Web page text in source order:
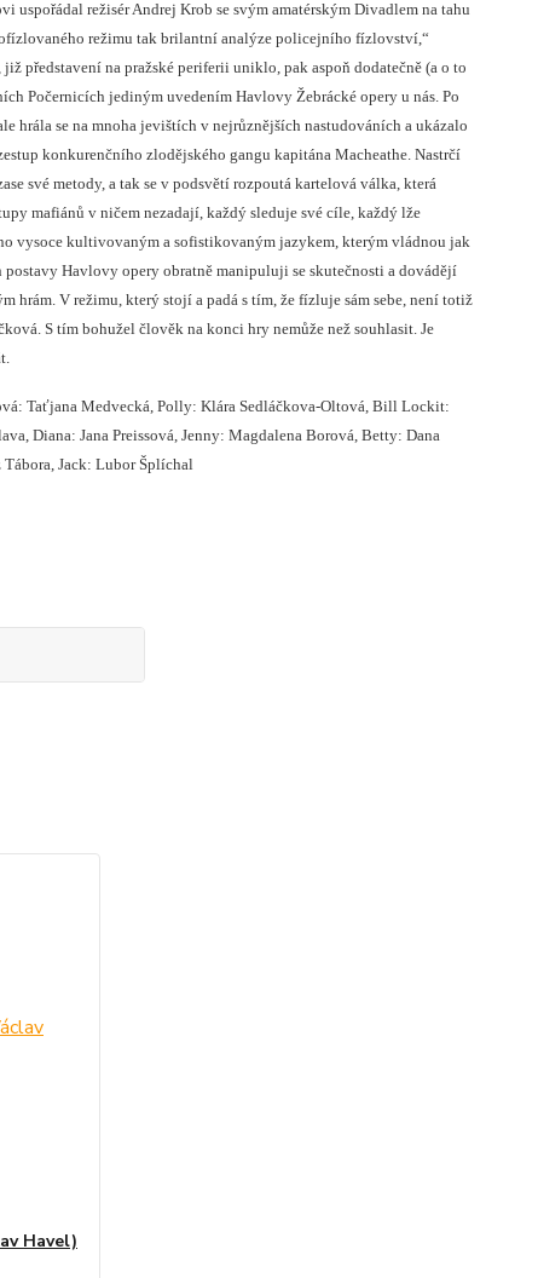
uspořádal režisér Andrej Krob se svým amatérským Divadlem na tahu
režimu tak brilantní analýze policejního fízlovství,“
představení na pražské periferii uniklo, pak aspoň dodatečně (a o to
Počernicích jediným uvedením Havlovy Žebrácké opery u nás. Po
hrála se na mnoha jevištích v nejrůznějších nastudováních a ukázalo
konkurenčního zlodějského gangu kapitána Macheathe. Nastrčí
své metody, a tak se v podsvětí rozpoutá kartelová válka, která
mafiánů v ničem nezadají, každý sleduje své cíle, každý lže
vysoce kultivovaným a sofistikovaným jazykem, kterým vládnou jak
Havlovy opery obratně manipuluji se skutečnosti a dovádějí
V režimu, který stojí a padá s tím, že fízluje sám sebe, není totiž
S tím bohužel člověk na konci hry nemůže než souhlasit. Je
Taťjana Medvecká, Polly: Klára Sedláčkova-Oltová, Bill Lockit:
Diana: Jana Preissová, Jenny: Magdalena Borová, Betty: Dana
Jack: Lubor Šplíchal
Havel)